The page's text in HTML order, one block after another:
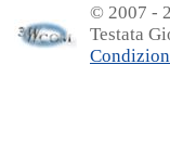
© 2007 -
Testata